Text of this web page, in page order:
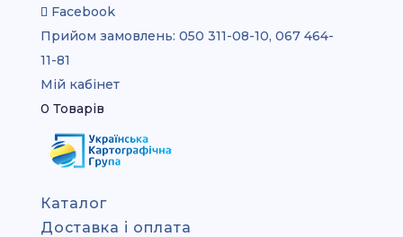
Facebook
Прийом замовлень: 050 311-08-10, 067 464-
11-81
Мій кабінет
0 Товарів
Каталог
Доставка і оплата